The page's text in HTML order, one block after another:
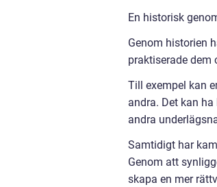
En historisk
Genom historien
praktiserade dem
Till exempel kan
andra. Det kan
andra
Samtidigt har
Genom att
skapa en mer